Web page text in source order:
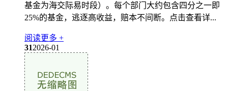
基金为海交际易时段）。每个部门大约包含四分之一即
25%的基金，逃逐高收益，赔本不间断。点击查看详...
阅读更多 +
312026-01